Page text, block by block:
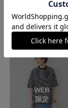
ドレス
WEB
限定